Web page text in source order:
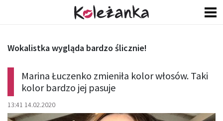
Marina Łuczenko zmieniła kolor włosów. Taki
kolor bardzo jej pasuje
13:41 14.02.2020
Wokalistka wygląda bardzo ślicznie!